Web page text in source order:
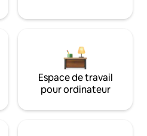
Espace de travail
pour ordinateur